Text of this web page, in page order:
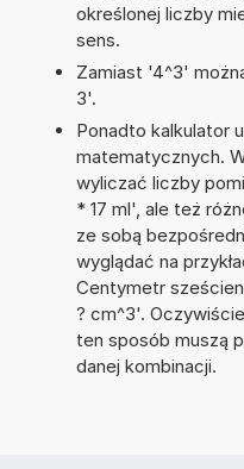
określonej liczby
sens.
Zamiast '4^3'
3'.
Ponadto kalkulator
matematycznych.
wyliczać liczby
* 17 ml', ale też
ze sobą
wyglądać na
Centymetr
? cm^3'.
ten sposób muszą
danej kombinacji.